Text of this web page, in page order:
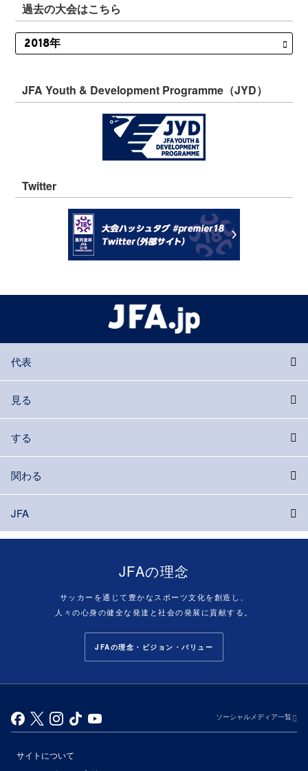
過去の大会はこちら
JFA Youth & Development Programme（JYD）
Twitter
代表
見る
する
関わる
JFA
JFAの理念
サッカーを通じて豊かなスポーツ文化を創造し、
人々の心身の健全な発達と社会の発展に貢献する。
JFAの理念・ビジョン・バリュー
ソーシャルメディア一覧
サイトについて